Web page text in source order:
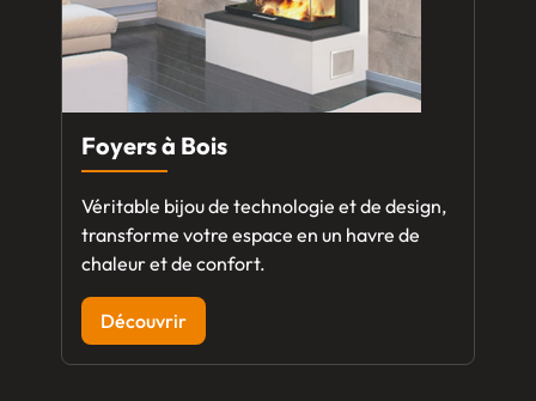
Foyers à Bois
Véritable bijou de technologie et de design,
transforme votre espace en un havre de
chaleur et de confort.
Découvrir